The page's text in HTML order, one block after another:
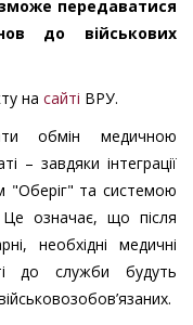
передаватися
до військових
на сайті ВРУ.
обмін медичною
– завдяки інтеграції
"Оберіг" та системою
Це означає, що після
необхідні медичні
до служби будуть